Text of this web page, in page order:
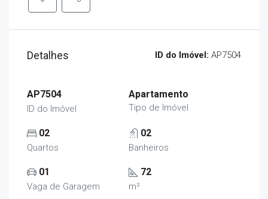
Detalhes ID do Imóvel: AP7504
AP7504
ID do Imóvel
Apartamento
Tipo de Imóvel
02
Quartos
02
Banheiros
01
Vaga de Garagem
72
m²